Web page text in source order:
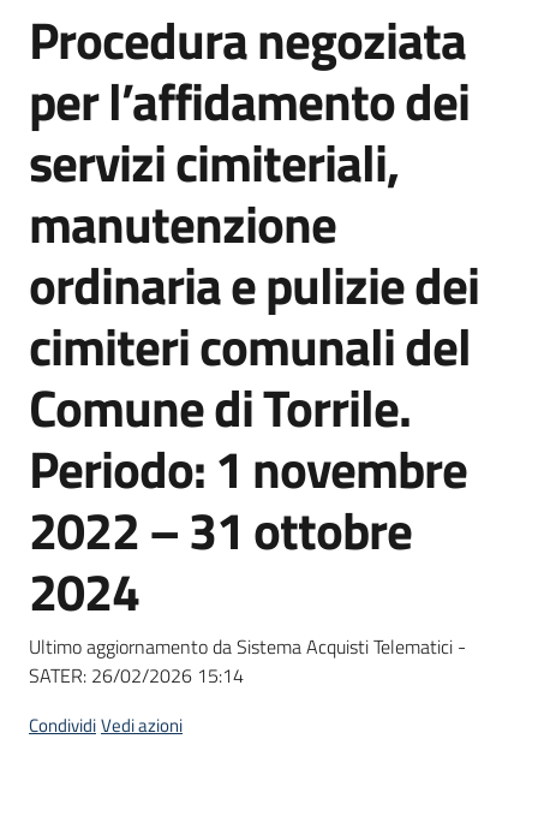
strumenti
di
Supporto
Piattaforme
telematiche
English
site
Seguici
su
Salta al contenuto
Procedura negoziata
per l’affidamento dei
servizi cimiteriali,
manutenzione
ordinaria e pulizie dei
cimiteri comunali del
Comune di Torrile.
Periodo: 1 novembre
2022 – 31 ottobre
2024
Ultimo aggiornamento da Sistema Acquisti Telematici -
SATER: 26/02/2026 15:14
CondividiVedi azioni